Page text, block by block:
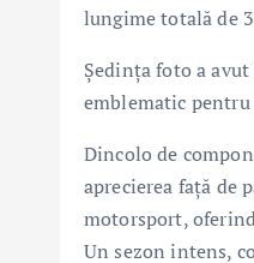
lungime totală de
Ședința foto a
emblematic pentru
Dincolo de
aprecierea față de
motorsport,
Un sezon intens,